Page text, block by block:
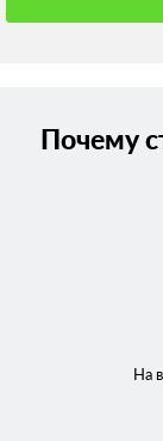
Почему
На